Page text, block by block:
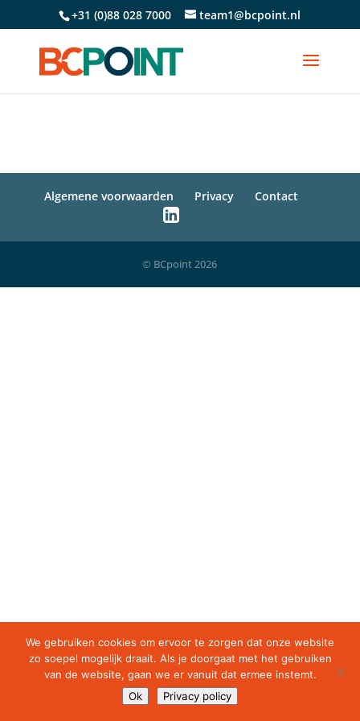
+31 (0)88 028 7000 team1@bcpoint.nl
Algemene voorwaarden Privacy Contact
© BCpoint 2026
We gebruiken cookies om ervoor te zorgen dat onze website
zo soepel mogelijk draait. Als je doorgaat met het gebruiken
van de website, gaan we er vanuit dat ermee instemt.
Ok
Privacy policy